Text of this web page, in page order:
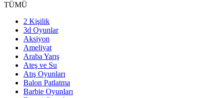
TÜMÜ
2 Kişilik
3d Oyunlar
Aksiyon
Ameliyat
Araba Yarış
Ateş ve Su
Atış Oyunları
Balon Patlatma
Barbie Oyunları